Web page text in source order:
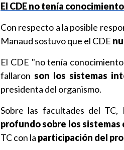
El CDE no tenía
Con respecto a la posible
Manaud sostuvo que el CDE
El CDE "no tenía
fallaron son los sistemas
presidenta del organismo.
Sobre las facultades del
profundo sobre los sistemas
TC con la participación del